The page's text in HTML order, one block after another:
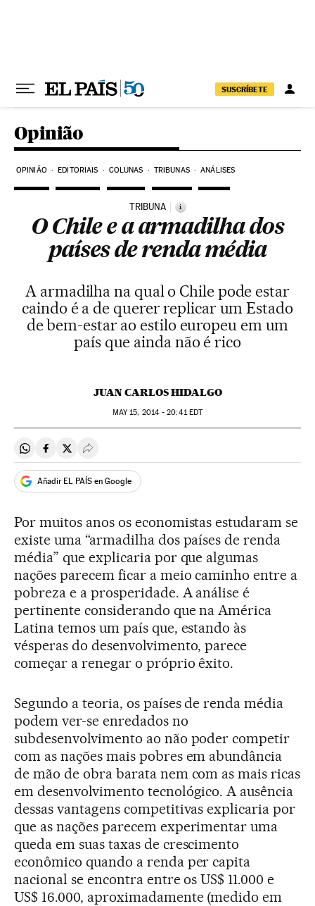
SUSCRÍBETE
Opinião
OPINIÃO EDITORIAIS COLUNAS TRIBUNAS ANÁLISES
TRIBUNA i
O Chile e a armadilha dos
países de renda média
A armadilha na qual o Chile pode estar
caindo é a de querer replicar um Estado
de bem-estar ao estilo europeu em um
país que ainda não é rico
JUAN CARLOS HIDALGO
MAY15, 2014 - 20:41EDT
Compartir en Whatsapp
Compartir en Facebook
Compartir en Twitter
Desplegar Redes Sociales
Añadir EL PAÍS en Google
Por muitos anos os economistas estudaram se
existe uma “armadilha dos países de renda
média” que explicaria por que algumas
nações parecem ficar a meio caminho entre a
pobreza e a prosperidade. A análise é
pertinente considerando que na América
Latina temos um país que, estando às
vésperas do desenvolvimento, parece
começar a renegar o próprio êxito.
Segundo a teoria, os países de renda média
podem ver-se enredados no
subdesenvolvimento ao não poder competir
com as nações mais pobres em abundância
de mão de obra barata nem com as mais ricas
em desenvolvimento tecnológico. A ausência
dessas vantagens competitivas explicaria por
que as nações parecem experimentar uma
queda em suas taxas de crescimento
econômico quando a renda per capita
nacional se encontra entre os US$ 11.000 e
US$ 16.000, aproximadamente (medido em